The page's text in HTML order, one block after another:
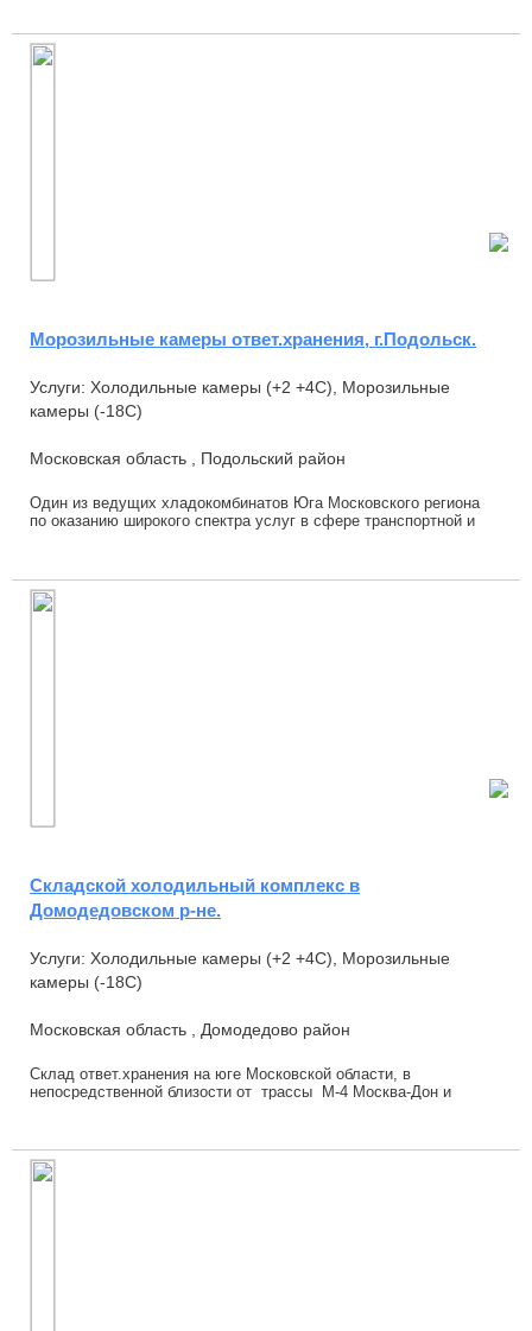
Морозильные камеры ответ.хранения, г.Подольск.
Услуги: Холодильные камеры (+2 +4С), Морозильные
камеры (-18С)
Московская область , Подольский район
Один из ведущих хладокомбинатов Юга Московского региона
по оказанию широкого спектра услуг в сфере транспортной и
Складской холодильный комплекс в
Домодедовском р-не.
Услуги: Холодильные камеры (+2 +4С), Морозильные
камеры (-18С)
Московская область , Домодедово район
Склад ответ.хранения на юге Московской области, в
непосредственной близости от трассы М-4 Москва-Дон и